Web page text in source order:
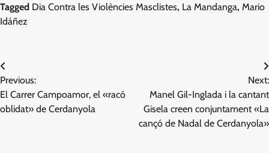
Tagged Dia Contra les Violències Masclistes, La Mandanga, Mario
Idáñez
Navegació
d'entrades
Previous:
El Carrer Campoamor, el «racó
oblidat» de Cerdanyola
Next:
Manel Gil-Inglada i la cantant
Gisela creen conjuntament «La
cançó de Nadal de Cerdanyola»